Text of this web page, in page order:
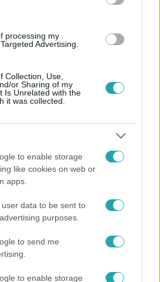
processing my
Advertising.
Collection, Use,
or Sharing of my
Is Unrelated with the
it was collected.
to enable storage
like cookies on web or
apps.
data to be sent to
purposes.
to send me
to enable storage
#HALÁLOS BALESET